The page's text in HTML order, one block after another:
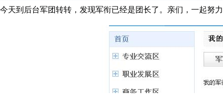
今天到后台军团转转，发现军衔已经是团长了。亲们，一起努